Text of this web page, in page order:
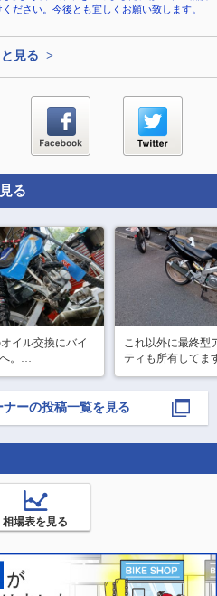
ださい。今後とも宜しくお願い致します。
と見る >
る
イル交換にバイ
。
イプが🤔
イルは切り粉た
りのメタリックで
ルの量が少ないバ
とですね
これ以外に最終型
ティも所有してま
すべて乗車定員②
のです。　でもTL
ツは多少の根性が
ーの投稿一覧を見る
相場表を見る